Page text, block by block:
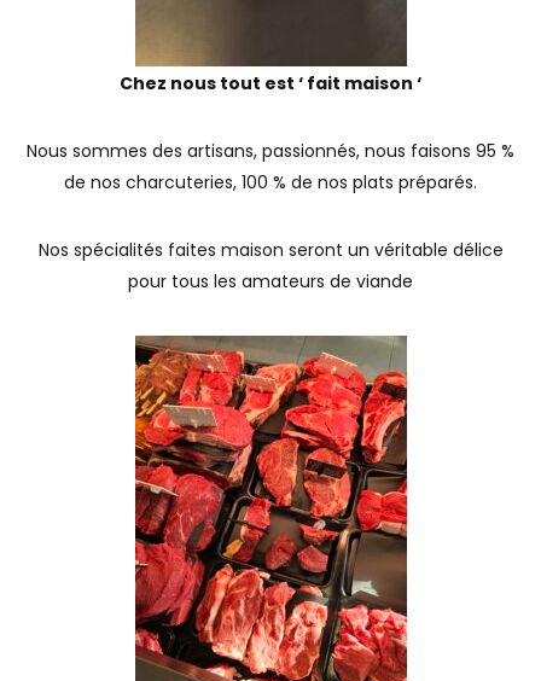
Chez nous tout est ‘ fait maison ‘
Nous sommes des artisans, passionnés, nous faisons 95 %
de nos charcuteries, 100 % de nos plats préparés.
Nos spécialités faites maison seront un véritable délice
pour tous les amateurs de viande